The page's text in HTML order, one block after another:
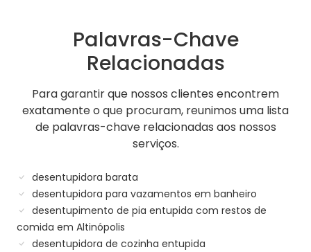
Palavras-Chave
Relacionadas
Para garantir que nossos clientes encontrem
exatamente o que procuram, reunimos uma lista
de palavras-chave relacionadas aos nossos
serviços.
desentupidora barata
desentupidora para vazamentos em banheiro
desentupimento de pia entupida com restos de
comida em Altinópolis
desentupidora de cozinha entupida